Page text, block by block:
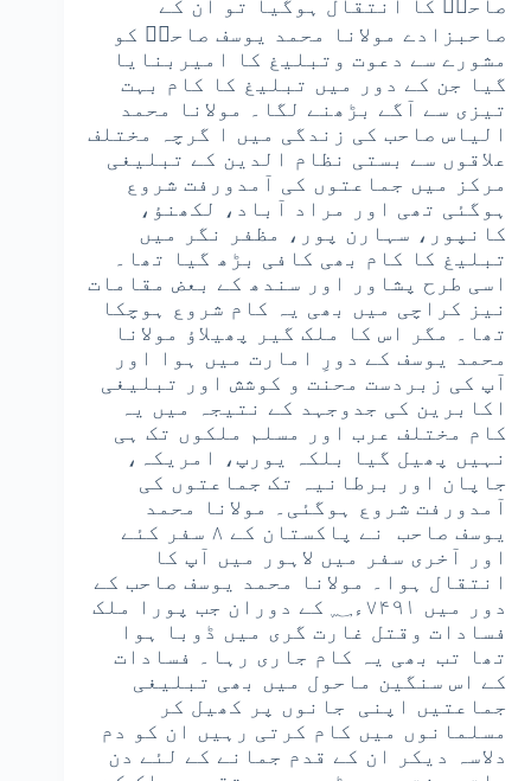
صاحبؒ کا انتقال ہوگیا تو ان کے
صاحبزادے مولانا محمد یوسف صاحبؒ کو
مشورے سے دعوت وتبلیغ کا امیربنایا
گیا جن کے دور میں تبلیغ کا کام بہت
تیزی سے آگے بڑھنے لگا۔ مولانا محمد
الیاس صاحب کی زندگی میں ا گرچہ مختلف
علاقوں سے بستی نظام الدین کے تبلیغی
مرکز میں جماعتوں کی آمدورفت شروع
ہوگئی تھی اور مراد آباد، لکھنؤ،
کانپور، سہارن پور، مظفر نگر میں
تبلیغ کا کام بھی کافی بڑھ گیا تھا۔
اسی طرح پشاور اور سندھ کے بعض مقامات
نیز کراچی میں بھی یہ کام شروع ہوچکا
تھا۔ مگر اس کا ملک گیر پھیلاؤ مولانا
محمد یوسف کے دورِ امارت میں ہوا اور
آپ کی زبردست محنت و کوشش اور تبلیغی
اکابرین کی جدوجہد کے نتیجہ میں یہ
کام مختلف عرب اور مسلم ملکوں تک ہی
نہیں پھیل گیا بلکہ یورپ، امریکہ،
جاپان اور برطانیہ تک جماعتوں کی
آمدورفت شروع ہوگئی۔ مولانا محمد
یوسف صاحب نے پاکستان کے ۸ سفر کئے
اور آخری سفر میں لاہور میں آپ کا
انتقال ہوا۔ مولانا محمد یوسف صاحب کے
دور میں ۷۴۹۱ء؁ کے دوران جب پورا ملک
فسادات وقتل غارت گری میں ڈوبا ہوا
تھا تب بھی یہ کام جاری رہا۔ فسادات
کے اس سنگین ماحول میں بھی تبلیغی
جماعتیں اپنی جانوں پر کھیل کر
مسلمانوں میں کام کرتی رہیں ان کو دم
دلاسہ دیکر ان کے قدم جمانے کے لئے دن